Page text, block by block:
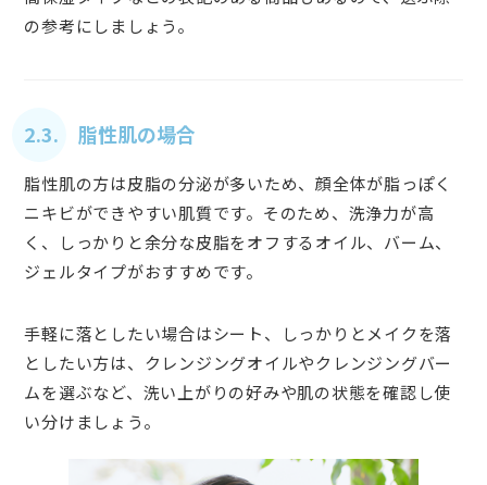
の参考にしましょう。
2.3. 脂性肌の場合
脂性肌の方は皮脂の分泌が多いため、顔全体が脂っぽく
ニキビができやすい肌質です。そのため、洗浄力が高
く、しっかりと余分な皮脂をオフするオイル、バーム、
ジェルタイプがおすすめです。
手軽に落としたい場合はシート、しっかりとメイクを落
としたい方は、クレンジングオイルやクレンジングバー
ムを選ぶなど、洗い上がりの好みや肌の状態を確認し使
い分けましょう。